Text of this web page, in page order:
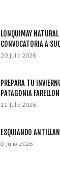
LONQUIMAY
CONVOCATORIA A
20 Julio 2026
PREPARA TU
PATAGONIA
11 Julio 2026
ESQUIANDO
8 Julio 2026